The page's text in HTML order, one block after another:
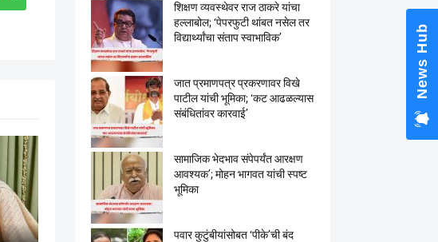
शिक्षण व्यवस्थेवर राज ठाकरे यांचा
हल्लाबोल; ‘पेपरफुटी थांबत नसेल तर
विद्यार्थ्यांचा संताप स्वाभाविक’
जात प्रमाणपत्र प्रकरणावर विखे
पाटील यांची भूमिका; ‘कट आढळल्यास
संबंधितांवर कारवाई’
सामाजिक भेदभाव संपेपर्यंत आरक्षण
आवश्यक’; मोहन भागवत यांची स्पष्ट
भूमिका
पवार कुटुंबीयांसोबत ‘पीके’ची बंद
News Hub